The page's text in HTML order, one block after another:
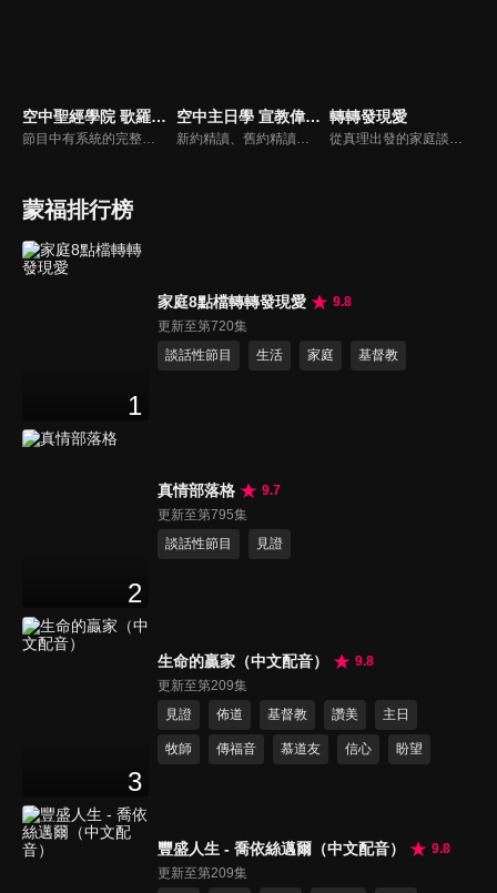
空中聖經學院 歌羅西書（李建儒）
節目中有系統的完整講解聖經真理，邀請受過解經講道訓練的老師，按著正意分解真理的道，帶領弟兄姊妹更深的了解聖經的浩瀚與偉大
空中主日學 宣教偉人列傳
新約精讀、舊約精讀、門徒造就、神學與教會歷史等主題系列，全方位裝備基督徒生命，教師與牧師精闢解析，幫助您更加明白聖經真理，走進神的心意。
轉轉發現愛
從真理出發的家庭談話性節目，針對現代婚姻家庭議題讓您輕鬆掌握關注方向。
蒙福排行榜
1
家庭8點檔轉轉發現愛
9.8
更新至第720集
談話性節目
生活 家庭 基督教
2
真情部落格
9.7
更新至第795集
談話性節目
見證
3
生命的贏家（中文配音）
9.8
更新至第209集
見證
佈道 基督教 讚美 主日
牧師 傳福音 慕道友 信心 盼望
豐盛人生 - 喬依絲邁爾（中文配音）
9.8
更新至第209集